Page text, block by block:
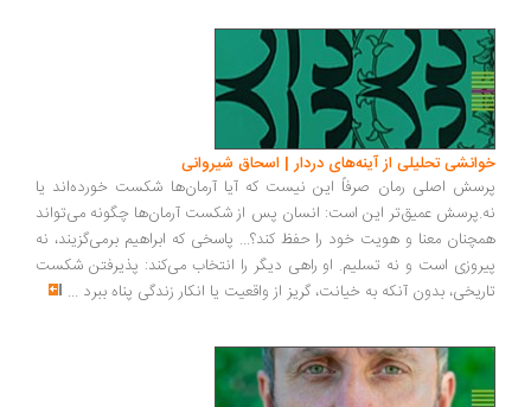
خوانشی تحلیلی از آینه‌های دردار | اسحاق شیروانی
پرسش اصلی رمان صرفاً این نیست که آیا آرمان‌ها شکست خورده‌اند یا
نه.پرسش عمیق‌تر این است: انسان پس از شکست آرمان‌ها چگونه می‌تواند
همچنان معنا و هویت خود را حفظ کند؟... پاسخی که ابراهیم برمی‌گزیند، نه
پیروزی است و نه تسلیم. او راهی دیگر را انتخاب می‌کند: پذیرفتن شکست
تاریخی، بدون آنکه به خیانت، گریز از واقعیت یا انکار زندگی پناه ببرد ...